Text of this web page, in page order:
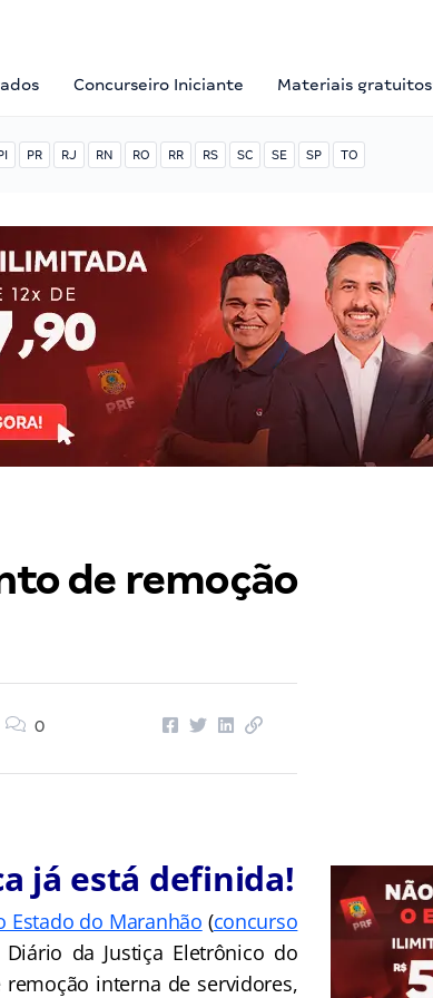
Concurseiro Iniciante Materiais gratuitos
PR RJ RN RO RR RS SC SE SP TO
de remoção
0
já está definida!
Estado do Maranhão (concurso
da Justiça Eletrônico do
interna de servidores,